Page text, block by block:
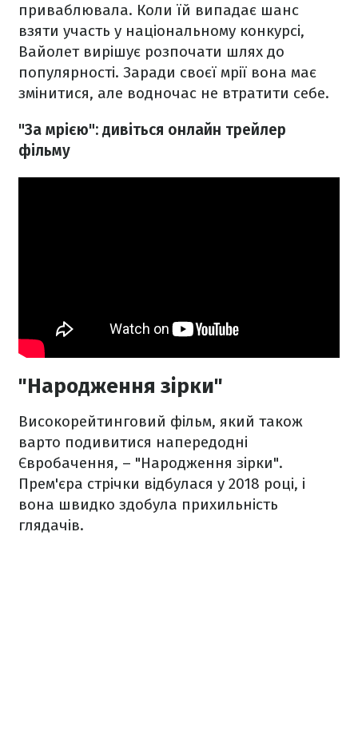
приваблювала. Коли їй випадає шанс
взяти участь у національному конкурсі,
Вайолет вирішує розпочати шлях до
популярності. Заради своєї мрії вона має
змінитися, але водночас не втратити себе.
"За мрією": дивіться онлайн трейлер
фільму
"Народження зірки"
Високорейтинговий фільм, який також
варто подивитися напередодні
Євробачення, – "Народження зірки".
Прем'єра стрічки відбулася у 2018 році, і
вона швидко здобула прихильність
глядачів.